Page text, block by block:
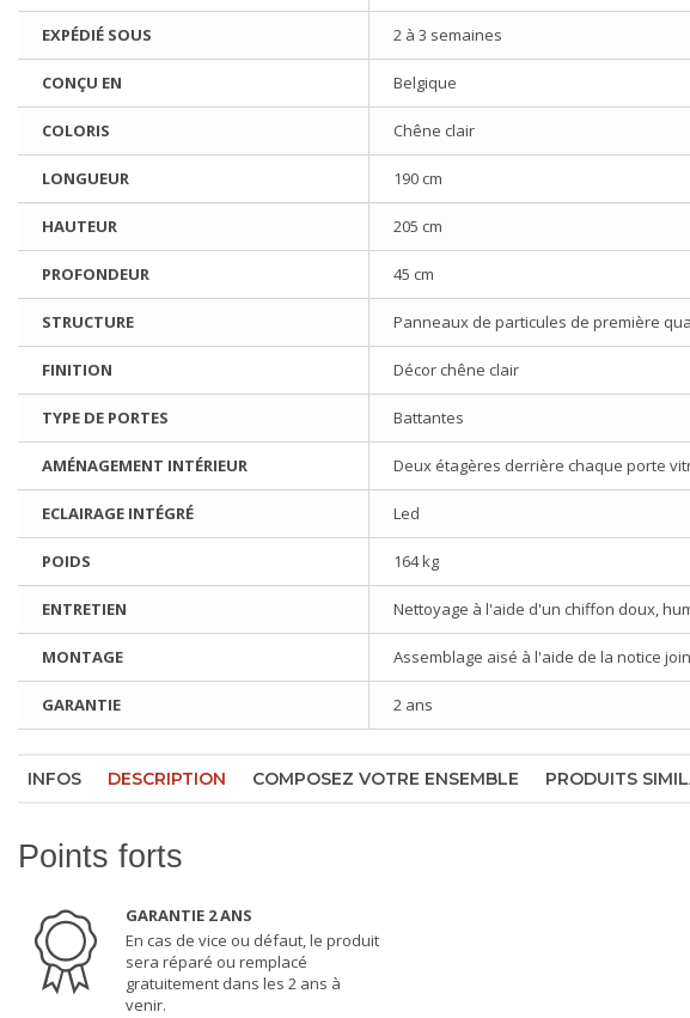
EXPÉDIÉ SOUS 2 à 3 semaines
CONÇU EN Belgique
COLORIS Chêne clair
LONGUEUR 190 cm
HAUTEUR 205 cm
PROFONDEUR 45 cm
STRUCTURE Panneaux de particules de première
FINITION Décor chêne clair
TYPE DE PORTES Battantes
AMÉNAGEMENT INTÉRIEUR Deux étagères derrière chaque porte
ECLAIRAGE INTÉGRÉ Led
POIDS 164 kg
ENTRETIEN Nettoyage à l'aide d'un chiffon doux,
MONTAGE Assemblage aisé à l'aide de la notice
GARANTIE 2 ans
INFOS DESCRIPTION COMPOSEZ VOTRE ENSEMBLE PRODUITS
Points forts
GARANTIE 2 ANS
En cas de vice ou défaut, le produit
sera réparé ou remplacé
gratuitement dans les 2 ans à
venir.